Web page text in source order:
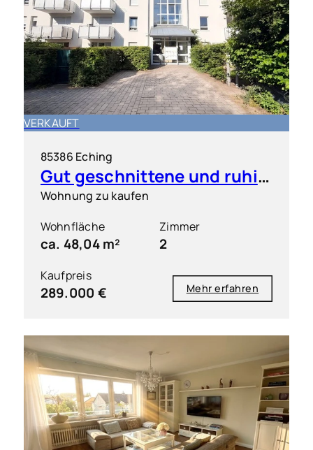
VERKAUFT
85386 Eching
Gut geschnittene und ruhig gelegene 2 Zimmer-Wohnung mit S/O-Balkon
Wohnung zu kaufen
Wohnfläche
ca. 48,04 m²
Zimmer
2
Kaufpreis
289.000 € Mehr erfahren